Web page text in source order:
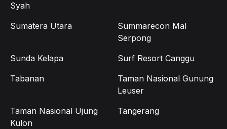
Syah
Sumatera Utara
Summarecon Mal
Serpong
Sunda Kelapa
Surf Resort Canggu
Tabanan
Taman Nasional Gunung
Leuser
Taman Nasional Ujung
Kulon
Tangerang